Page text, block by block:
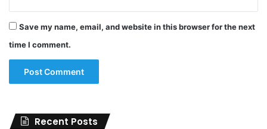
Save my name, email, and website in this browser for the next
time I comment.
Recent Posts